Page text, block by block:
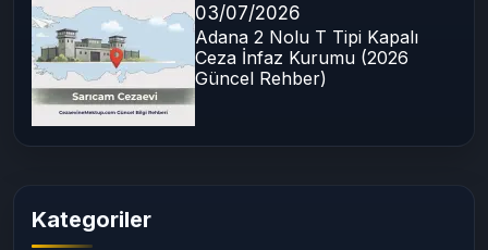
03/07/2026
Adana 2 Nolu T Tipi Kapalı
Ceza İnfaz Kurumu (2026
Güncel Rehber)
Kategoriler